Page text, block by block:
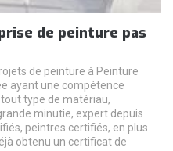
de peinture pas
de peinture à Peinture
ayant une compétence
type de matériau,
minutie, expert depuis
peintres certifiés, en plus
obtenu un certificat de